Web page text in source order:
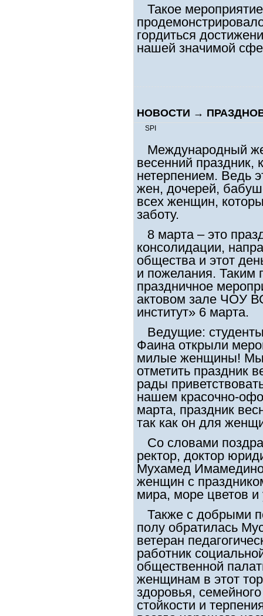
Такое
гордиться
нашей значимой
НОВОСТИ →
SPI
Международный
весенний
нетерпением. Ведь
жен, дочерей,
всех женщин,
заботу.
8 марта – это
консолидации,
общества и этот
и пожелания. Таким
праздничное
актовом зале ЧОУ
институт» 6 марта.
Ведущие:
Фаина открыли
милые женщины! Мы
отметить праздник
рады
нашем красочно-
марта, праздник
так как он для
Со словами
ректор, доктор
Мухамед
женщин с
мира, море цветов
Также с добрыми
полу обратилась
ветеран
работник
общественной
женщинам в этот
здоровья,
стойкости и